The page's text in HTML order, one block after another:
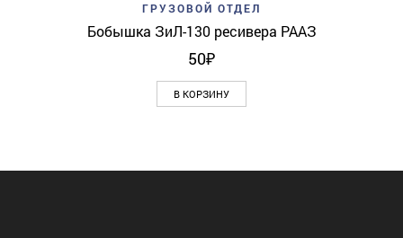
ГРУЗОВОЙ ОТДЕЛ
Бобышка ЗиЛ-130 ресивера РААЗ
50₽
В КОРЗИНУ